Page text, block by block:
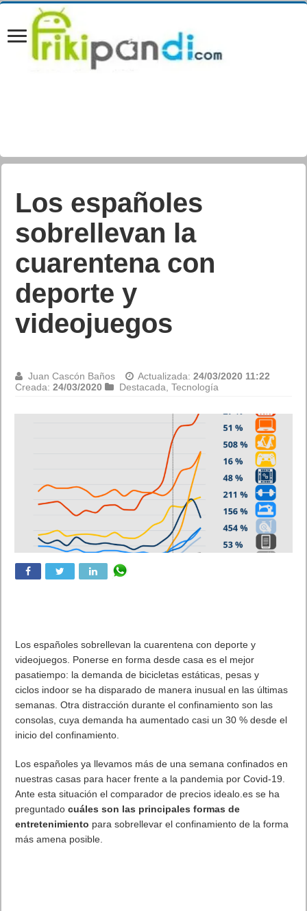
Los españoles
sobrellevan la
cuarentena con
deporte y
videojuegos
Juan Cascón Baños Actualizada:24/03/2020 11:22
Creada:24/03/2020 Destacada ,Tecnología
Los españoles sobrellevan la cuarentena con deporte y
videojuegos. Ponerse en forma desde casa es el mejor
pasatiempo: la demanda de bicicletas estáticas, pesas y
ciclos indoor se ha disparado de manera inusual en las últimas
semanas. Otra distracción durante el confinamiento son las
consolas, cuya demanda ha aumentado casi un 30 % desde el
inicio del confinamiento.
Los españoles ya llevamos más de una semana confinados en
nuestras casas para hacer frente a la pandemia por Covid-19.
Ante esta situación el comparador de precios idealo.es se ha
preguntadocuáles son las principales formas de
entretenimiento para sobrellevar el confinamiento de la forma
más amena posible.